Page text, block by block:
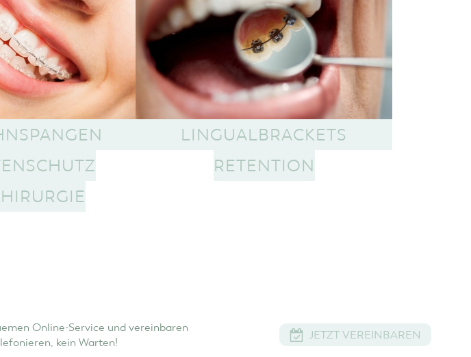
LINGUALBRACKETS
RETENTION
Online-Service und vereinbaren
kein Warten!
JETZT VEREINBAREN